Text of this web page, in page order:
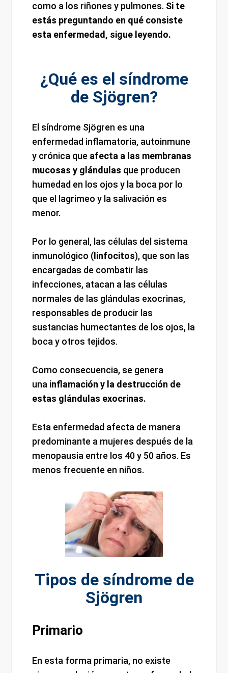
como a los riñones y pulmones. Si te
estás preguntando en qué consiste
esta enfermedad, sigue leyendo.
¿Qué es el síndrome
de Sjögren?
El síndrome Sjögren es una
enfermedad inflamatoria, autoinmune
y crónica que afecta a las membranas
mucosas y glándulas que producen
humedad en los ojos y la boca por lo
que el lagrimeo y la salivación es
menor.
Por lo general, las células del sistema
inmunológico ( linfocitos), que son las
encargadas de combatir las
infecciones, atacan a las células
normales de las glándulas exocrinas,
responsables de producir las
sustancias humectantes de los ojos, la
boca y otros tejidos.
Como consecuencia, se genera
una inflamación y la destrucción de
estas glándulas exocrinas.
Esta enfermedad afecta de manera
predominante a mujeres después de la
menopausia entre los 40 y 50 años. Es
menos frecuente en niños.
Tipos de síndrome de
Sjögren
Primario
En esta forma primaria, no existe